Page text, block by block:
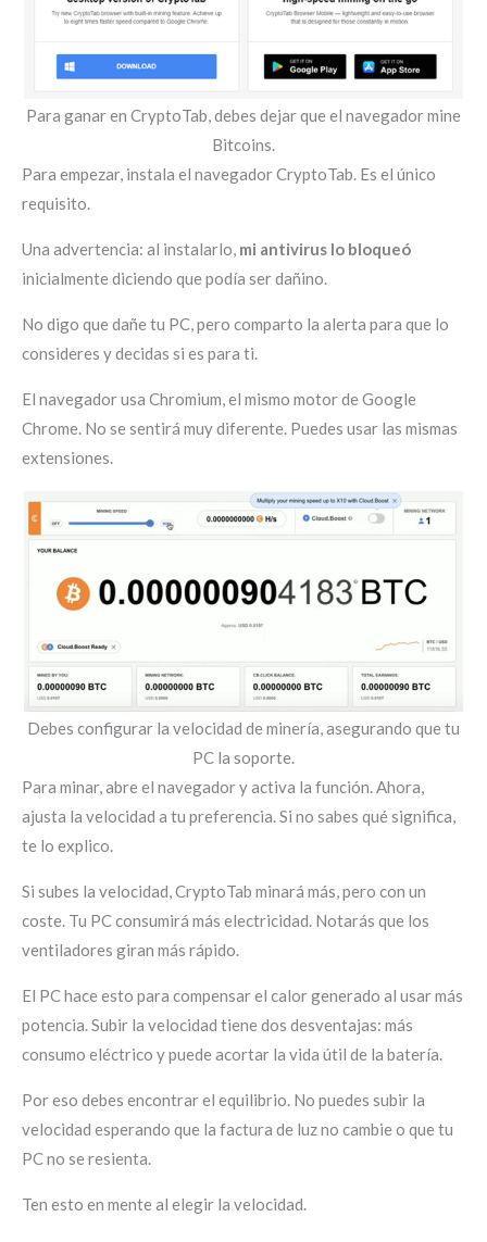
Para ganar en CryptoTab, debes dejar que el navegador mine
Bitcoins.
Para empezar, instala el navegador CryptoTab. Es el único
requisito.
Una advertencia: al instalarlo, mi antivirus lo bloqueó
inicialmente diciendo que podía ser dañino.
No digo que dañe tu PC, pero comparto la alerta para que lo
consideres y decidas si es para ti.
El navegador usa Chromium, el mismo motor de Google
Chrome. No se sentirá muy diferente. Puedes usar las mismas
extensiones.
Debes configurar la velocidad de minería, asegurando que tu
PC la soporte.
Para minar, abre el navegador y activa la función. Ahora,
ajusta la velocidad a tu preferencia. Si no sabes qué significa,
te lo explico.
Si subes la velocidad, CryptoTab minará más, pero con un
coste. Tu PC consumirá más electricidad. Notarás que los
ventiladores giran más rápido.
El PC hace esto para compensar el calor generado al usar más
potencia. Subir la velocidad tiene dos desventajas: más
consumo eléctrico y puede acortar la vida útil de la batería.
Por eso debes encontrar el equilibrio. No puedes subir la
velocidad esperando que la factura de luz no cambie o que tu
PC no se resienta.
Ten esto en mente al elegir la velocidad.